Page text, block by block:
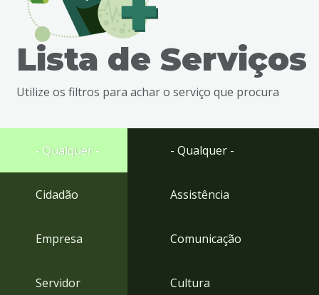
busca
Ir
rodapé
Lista de Serviços
Utilize os filtros para achar o serviço que procura
- Qualquer -
Cidadão
Empresa
Servidor
- Qualquer -
Assistência
Comunicação
Cultura